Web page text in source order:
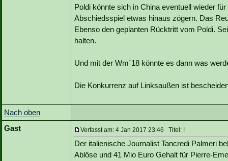
Poldi könnte sich in China eventuell wieder
Abschiedsspiel etwas hinaus zögern. Das
Ebenso den geplanten Rücktritt vom Poldi.
halten.
Und mit der Wm´18 könnte es dann was
Die Konkurrenz auf Linksaußen ist
Nach oben
Gast
Verfasst am: 4 Jan 2017 23:46 Titel: !
Der italienische Journalist Tancredi Palmeri
Ablöse und 41 Mio Euro Gehalt für Pierre-